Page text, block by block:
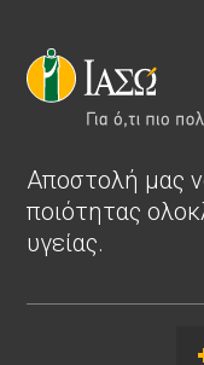
Αποστολή μας
ποιότητας
υγείας.